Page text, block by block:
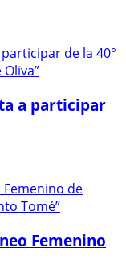
a participar
Femenino